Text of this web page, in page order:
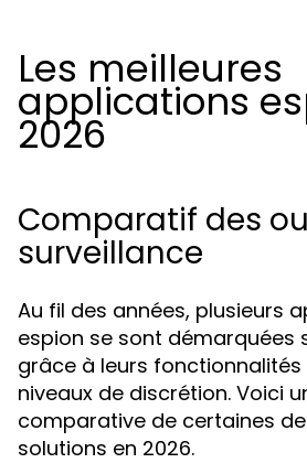
Les meilleures
applications
2026
Comparatif des
surveillance
Au fil des années, plusieurs
espion se sont démarquées
grâce à leurs fonctionnalités
niveaux de discrétion. Voici
comparative de certaines
solutions en 2026.